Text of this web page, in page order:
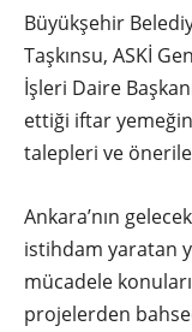
Büyükşehir
Taşkınsu, ASKİ
İşleri Daire
ettiği iftar
talepleri ve
Ankara’nın
istihdam yaratan
mücadele
projelerden